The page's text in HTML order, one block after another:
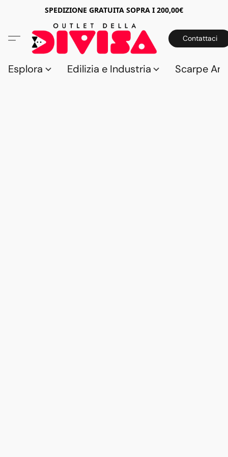
SPEDIZIONE GRATUITA SOPRA I 200,00€
Contattaci
Esplora Edilizia e Industria Scarpe